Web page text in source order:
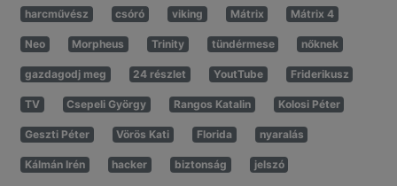
harcművész csóró viking Mátrix Mátrix 4
Neo Morpheus Trinity tündérmese nőknek
gazdagodj meg 24 részlet YoutTube Friderikusz
TV Csepeli György Rangos Katalin Kolosi Péter
Geszti Péter Vörös Kati Florida nyaralás
Kálmán Irén hacker biztonság jelszó